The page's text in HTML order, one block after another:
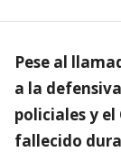
Pese al
a la
policiales y el
fallecido